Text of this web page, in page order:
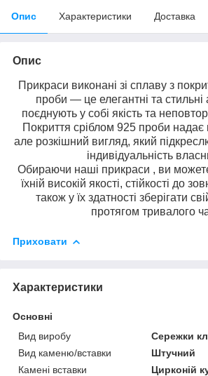
Опис Характеристики Доставка
Опис
Прикраси виконані зі сплаву з
проби — це елегантні та стильні
поєднують у собі якість та
Покриття сріблом 925 проби
але розкішний вигляд, який
індивідуальність
Обираючи наші прикраси , ви
їхній високій якості, стійкості до
також у їх здатності зберігати
протягом тривалого
Приховати
Характеристики
Основні
Вид виробу
Сережки
Вид каменю/вставки
Штучний
Камені вставки
Цирконій